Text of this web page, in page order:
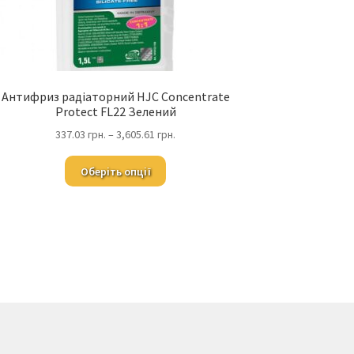
Антифриз радіаторний HJC Concentrate
Protect FL22 Зелений
337.03грн. –3,605.61грн.
Оберіть опції